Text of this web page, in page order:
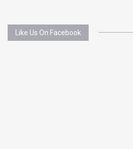
Like Us On Facebook